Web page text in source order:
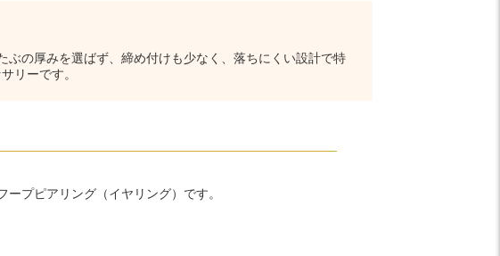
の厚みを選ばず、締め付けも少なく、落ちにくい設計で特
リーです。
プピアリング（イヤリング）です。